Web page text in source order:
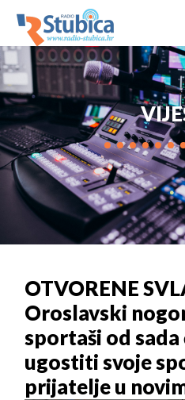
OTVORENE
Oroslavski
sportaši od sada
ugostiti svoje
prijatelje u